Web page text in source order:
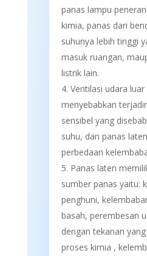
panas lampu
kimia, panas dari
suhunya lebih tinggi
masuk ruangan,
listrik lain.
Ventilasi udara
menyebabkan
sensibel yang
suhu, dan panas
perbedaan
Panas laten
sumber panas yaitu:
penghuni,
basah, perembesan
dengan tekanan
proses kimia ,